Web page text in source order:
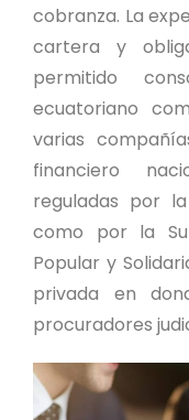
cobranza. La
cartera y
permitido
ecuatoriano
varias
financiero
reguladas por
como por la
Popular y
privada en
procuradores